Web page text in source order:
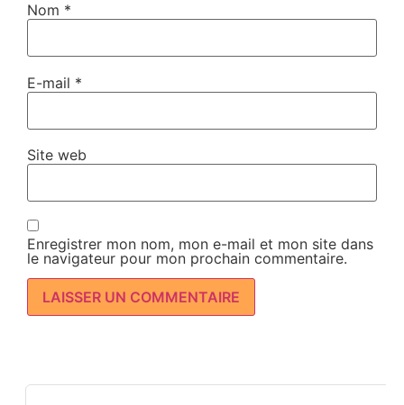
Nom *
E-mail *
Site web
Enregistrer mon nom, mon e-mail et mon site dans
le navigateur pour mon prochain commentaire.